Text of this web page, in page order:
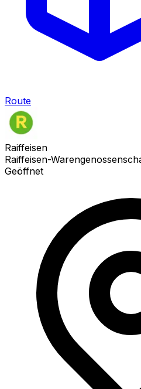
Route
Raiffeisen
Raiffeisen-
Geöffnet